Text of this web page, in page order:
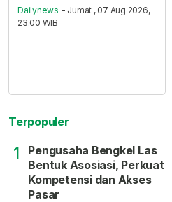
Dailynews - Jumat , 07 Aug 2026,
23:00 WIB
Terpopuler
1
Pengusaha Bengkel Las
Bentuk Asosiasi, Perkuat
Kompetensi dan Akses
Pasar